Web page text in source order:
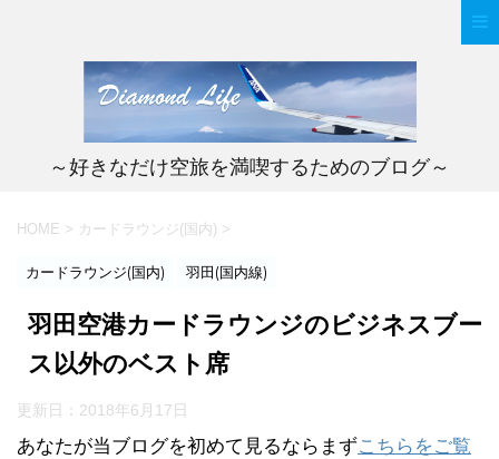
～好きなだけ空旅を満喫するためのブログ～
HOME > カードラウンジ(国内) >
カードラウンジ(国内) 羽田(国内線)
羽田空港カードラウンジのビジネスブー
ス以外のベスト席
更新日： 2018年6月17日
あなたが当ブログを初めて見るならまずこちらをご覧